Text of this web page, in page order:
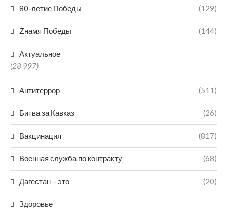
80-летие Победы (129)
Zнамя Победы (144)
Актуальное
(28 997)
Антитеррор (511)
Битва за Кавказ (26)
Вакцинация (817)
Военная служба по контракту (68)
Дагестан – это (20)
Здоровье